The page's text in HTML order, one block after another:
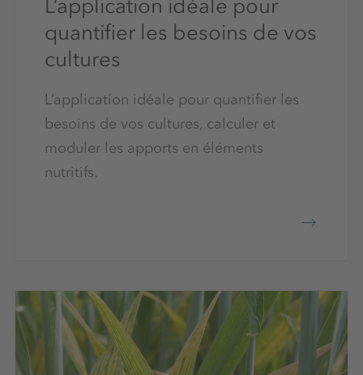
L’application idéale pour
quantifier les besoins de vos
cultures
L’application idéale pour quantifier les
besoins de vos cultures, calculer et
moduler les apports en éléments
nutritifs.